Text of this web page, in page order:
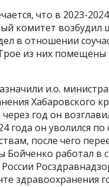
что в 2023-
комитет возбудил
в отношении
из них помещены
и.о. министра
Хабаровского
через год он
года он уволился
после чего
Бойченко работал в
здравоохранения